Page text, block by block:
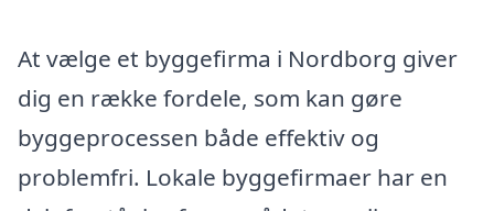
At vælge et byggefirma i Nordborg giver
dig en række fordele, som kan gøre
byggeprocessen både effektiv og
problemfri. Lokale byggefirmaer har en